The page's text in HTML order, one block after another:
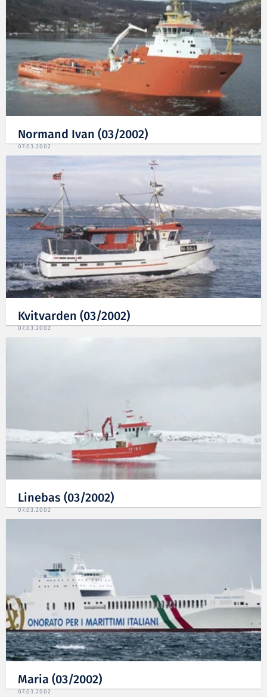
Normand Ivan (03/2002)
07.03.2002
Kvitvarden (03/2002)
07.03.2002
Linebas (03/2002)
07.03.2002
Maria (03/2002)
07.03.2002